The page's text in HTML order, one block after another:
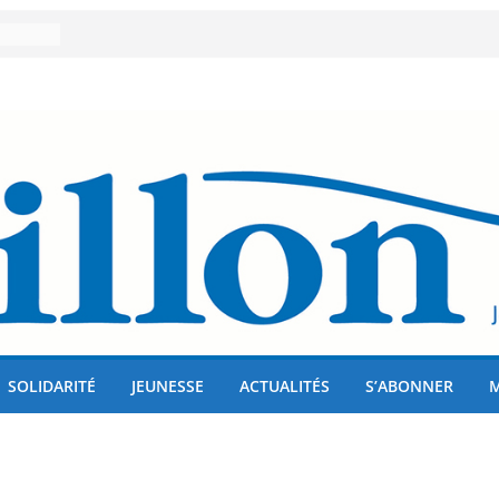
!
SOLIDARITÉ JEUNESSE ACTUALITÉS S’ABONNER